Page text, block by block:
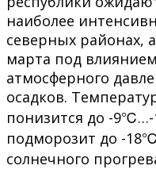
наиболее
северных районах,
марта под
атмосферного
осадков.
понизится до -
подморозит до -
солнечного